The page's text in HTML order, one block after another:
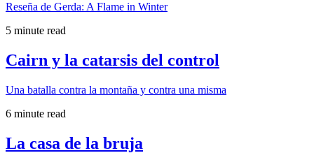
Reseña de Gerda: A Flame in Winter
5 minute read
Cairn y la catarsis del control
Una batalla contra la montaña y contra una misma
6 minute read
La casa de la bruja